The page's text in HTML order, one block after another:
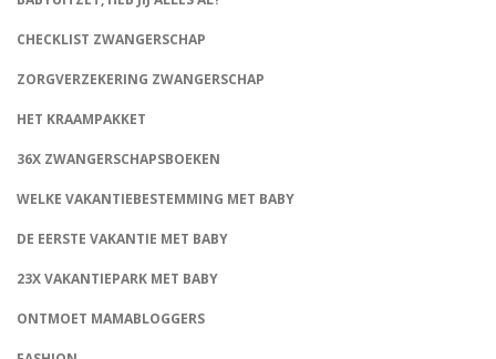
CHECKLIST ZWANGERSCHAP
ZORGVERZEKERING ZWANGERSCHAP
HET KRAAMPAKKET
36X ZWANGERSCHAPSBOEKEN
WELKE VAKANTIEBESTEMMING MET BABY
DE EERSTE VAKANTIE MET BABY
23X VAKANTIEPARK MET BABY
ONTMOET MAMABLOGGERS